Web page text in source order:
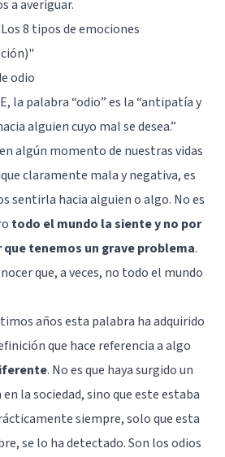
a averiguar.
8 tipos de emociones
odio
la palabra “odio” es la “antipatía y
alguien cuyo mal se desea.”
algún momento de nuestras vidas
claramente mala y negativa, es
sentirla hacia alguien o algo. No es
todo el mundo la siente y no por
tenemos un grave problema.
que, a veces, no todo el mundo
años esta palabra ha adquirido
que hace referencia a algo
. No es que haya surgido un
la sociedad, sino que este estaba
siempre, solo que esta
se lo ha detectado. Son los odios